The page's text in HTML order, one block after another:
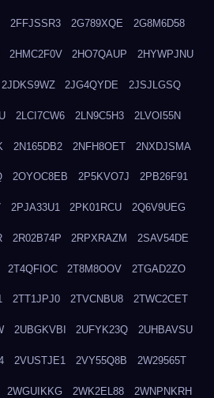
2FFJSSR3 2G789XQE 2G8M6D58
2HMC2F0V 2HO7QAUP 2HYWPJNU
2JDKS9WZ 2JG4QYDE 2JSJLGSQ
2LCI7CW6 2LN9C5H3 2LVOI55N
2N165DB2 2NFH8OET 2NXDJSMA
2OYOC8EB 2P5KVO7J 2PB26F91
2PJA33U1 2PK01RCU 2Q6V9UEG
2R02B74P 2RPXRAZM 2SAV54DE
2T4QFIOC 2T8M8OOV 2TGAD2ZO
2TT1JPJ0 2TVCNBU8 2TWC2CET
2UBGKVBI 2UFYK23Q 2UHBAVSU
2VUSTJE1 2VY55Q8B 2W29565T
2WGUIKKG 2WK2EL88 2WNPNKRH